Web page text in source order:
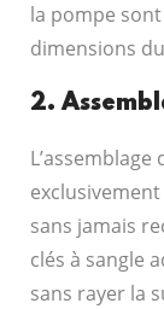
la pompe
dimensions
2.
L’assemblage
exclusivement
sans jamais
clés à sangle
sans rayer la